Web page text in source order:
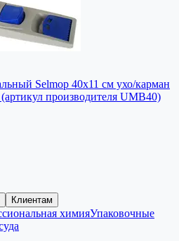
Selmop 40х11 см ухо/карман
производителя UMB40)
Клиентам
химияУпаковочные